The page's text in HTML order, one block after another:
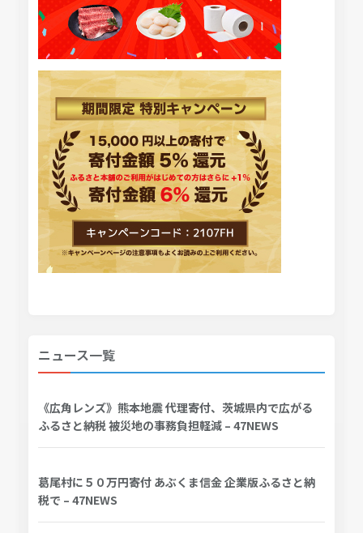
ニュース一覧
《広角レンズ》熊本地震 代理寄付、茨城県内で広がる
ふるさと納税 被災地の事務負担軽減 – 47NEWS
葛尾村に５０万円寄付 あぶくま信金 企業版ふるさと納
税で – 47NEWS